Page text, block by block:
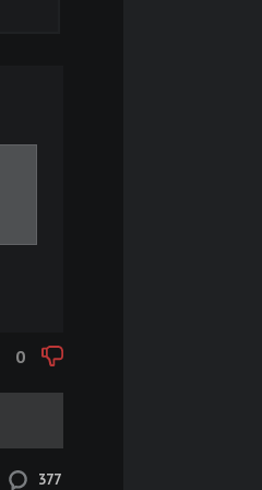
0
377